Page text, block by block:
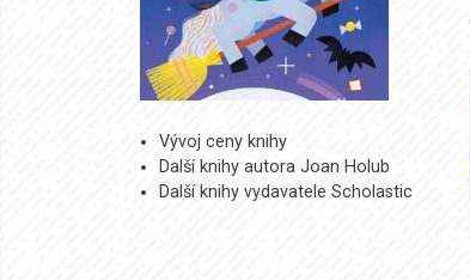
Vývoj ceny knihy
Další knihy autora Joan Holub
Další knihy vydavatele Scholastic